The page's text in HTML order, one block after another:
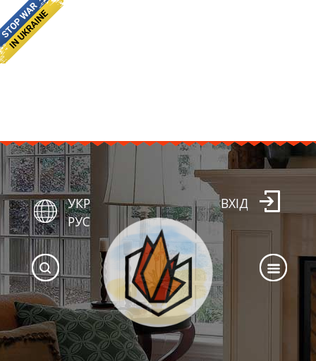
УКР
РУС
ВХІД